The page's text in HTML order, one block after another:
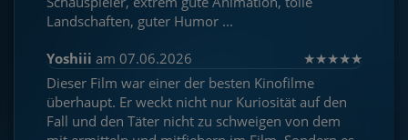
Landschaften, guter Humor ...
Yoshiii am 07.06.2026 ★★★★★
Dieser Film war einer der besten Kinofilme
überhaupt. Er weckt nicht nur Kuriosität auf den
Fall und den Täter nicht zu schweigen von dem